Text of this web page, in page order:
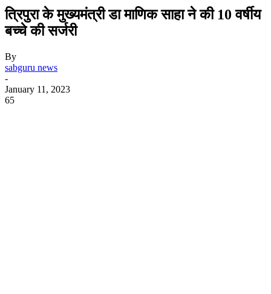
त्रिपुरा के मुख्यमंत्री डा माणिक साहा ने की 10 वर्षीय
बच्चे की सर्जरी
By
sabguru news
-
January 11, 2023
65